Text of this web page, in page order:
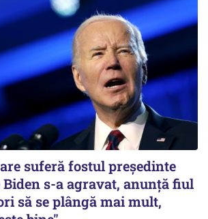
suferă fostul preşedinte
s-a agravat, anunță fiul
să se plângă mai mult,